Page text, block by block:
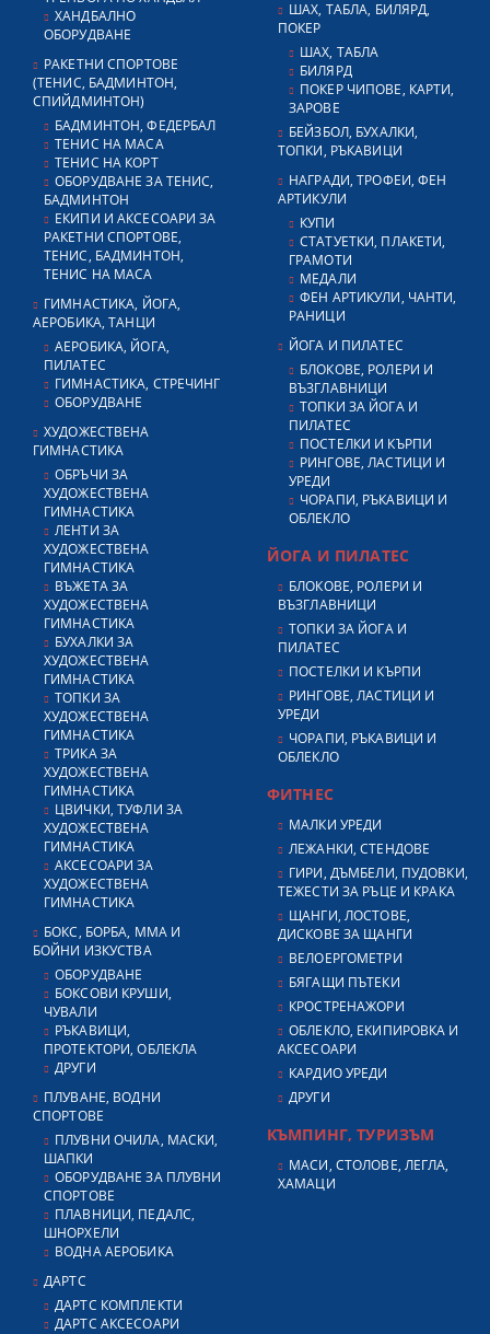
ХАНДБАЛНО
ОБОРУДВАНЕ
РАКЕТНИ СПОРТОВЕ
(ТЕНИС, БАДМИНТОН,
СПИЙДМИНТОН)
БАДМИНТОН, ФЕДЕРБАЛ
ТЕНИС НА МАСА
ТЕНИС НА КОРТ
ОБОРУДВАНЕ ЗА ТЕНИС,
БАДМИНТОН
ЕКИПИ И АКСЕСОАРИ ЗА
РАКЕТНИ СПОРТОВЕ,
ТЕНИС, БАДМИНТОН,
ТЕНИС НА МАСА
ГИМНАСТИКА, ЙОГА,
АЕРОБИКА, ТАНЦИ
АЕРОБИКА, ЙОГА,
ПИЛАТЕС
ГИМНАСТИКА, СТРЕЧИНГ
ОБОРУДВАНЕ
ХУДОЖЕСТВЕНА
ГИМНАСТИКА
ОБРЪЧИ ЗА
ХУДОЖЕСТВЕНА
ГИМНАСТИКА
ЛЕНТИ ЗА
ХУДОЖЕСТВЕНА
ГИМНАСТИКА
ВЪЖЕТА ЗА
ХУДОЖЕСТВЕНА
ГИМНАСТИКА
БУХАЛКИ ЗА
ХУДОЖЕСТВЕНА
ГИМНАСТИКА
ТОПКИ ЗА
ХУДОЖЕСТВЕНА
ГИМНАСТИКА
ТРИКА ЗА
ХУДОЖЕСТВЕНА
ГИМНАСТИКА
ЦВИЧКИ, ТУФЛИ ЗА
ХУДОЖЕСТВЕНА
ГИМНАСТИКА
АКСЕСОАРИ ЗА
ХУДОЖЕСТВЕНА
ГИМНАСТИКА
БОКС, БОРБА, ММА И
БОЙНИ ИЗКУСТВА
ОБОРУДВАНЕ
БОКСОВИ КРУШИ,
ЧУВАЛИ
РЪКАВИЦИ,
ПРОТЕКТОРИ, ОБЛЕКЛА
ДРУГИ
ПЛУВАНЕ, ВОДНИ
СПОРТОВЕ
ПЛУВНИ ОЧИЛА, МАСКИ,
ШАПКИ
ОБОРУДВАНЕ ЗА ПЛУВНИ
СПОРТОВЕ
ПЛАВНИЦИ, ПЕДАЛС,
ШНОРХЕЛИ
ВОДНА АЕРОБИКА
ДАРТС
ДАРТС КОМПЛЕКТИ
ДАРТС АКСЕСОАРИ
ШАХ, ТАБЛА, БИЛЯРД,
ПОКЕР
ШАХ, ТАБЛА
БИЛЯРД
ПОКЕР ЧИПОВЕ, КАРТИ,
ЗАРОВЕ
БЕЙЗБОЛ, БУХАЛКИ,
ТОПКИ, РЪКАВИЦИ
НАГРАДИ, ТРОФЕИ, ФЕН
АРТИКУЛИ
КУПИ
СТАТУЕТКИ, ПЛАКЕТИ,
ГРАМОТИ
МЕДАЛИ
ФЕН АРТИКУЛИ, ЧАНТИ,
РАНИЦИ
ЙОГА И ПИЛАТЕС
БЛОКОВЕ, РОЛЕРИ И
ВЪЗГЛАВНИЦИ
ТОПКИ ЗА ЙОГА И
ПИЛАТЕС
ПОСТЕЛКИ И КЪРПИ
РИНГОВЕ, ЛАСТИЦИ И
УРЕДИ
ЧОРАПИ, РЪКАВИЦИ И
ОБЛЕКЛО
ЙОГА И ПИЛАТЕС
БЛОКОВЕ, РОЛЕРИ И
ВЪЗГЛАВНИЦИ
ТОПКИ ЗА ЙОГА И
ПИЛАТЕС
ПОСТЕЛКИ И КЪРПИ
РИНГОВЕ, ЛАСТИЦИ И
УРЕДИ
ЧОРАПИ, РЪКАВИЦИ И
ОБЛЕКЛО
ФИТНЕС
МАЛКИ УРЕДИ
ЛЕЖАНКИ, СТЕНДОВЕ
ГИРИ, ДЪМБЕЛИ, ПУДОВКИ,
ТЕЖЕСТИ ЗА РЪЦЕ И КРАКА
ЩАНГИ, ЛОСТОВЕ,
ДИСКОВЕ ЗА ЩАНГИ
ВЕЛОЕРГОМЕТРИ
БЯГАЩИ ПЪТЕКИ
КРОСТРЕНАЖОРИ
ОБЛЕКЛО, ЕКИПИРОВКА И
АКСЕСОАРИ
КАРДИО УРЕДИ
ДРУГИ
КЪМПИНГ, ТУРИЗЪМ
МАСИ, СТОЛОВЕ, ЛЕГЛА,
ХАМАЦИ